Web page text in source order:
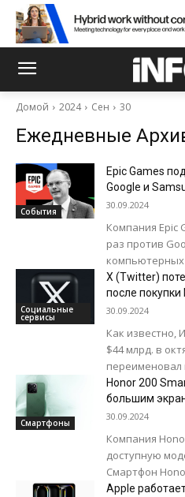
Домой 2024 Сен 30
Ежедневные
События
Epic Games
Google и
30.09.2024
Компания Epic
раз против
компьютерных
компании «в
Социальные
сервисы
Х (Twitter)
после
30.09.2024
Как известно,
$44 млрд. в
переименовал
года. Сегодня
Смартфоны
Honor 200
большим
30.09.2024
Компания
доступную
Смартфон
6,8-дюймовый
Apple